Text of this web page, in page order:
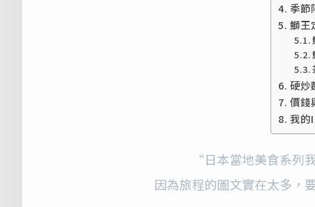
季節
鰤王
硬炒
價錢
我的
“日本當地美食系列
因為旅程的圖文實在太多，